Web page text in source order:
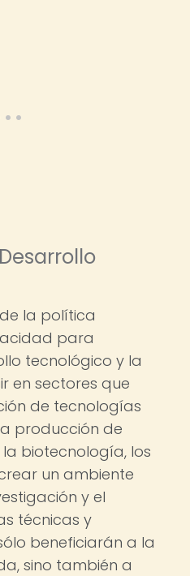
la política
para
tecnológico y la
en sectores que
de tecnologías
producción de
biotecnología, los
un ambiente
y el
técnicas y
beneficiarán a la
sino también a